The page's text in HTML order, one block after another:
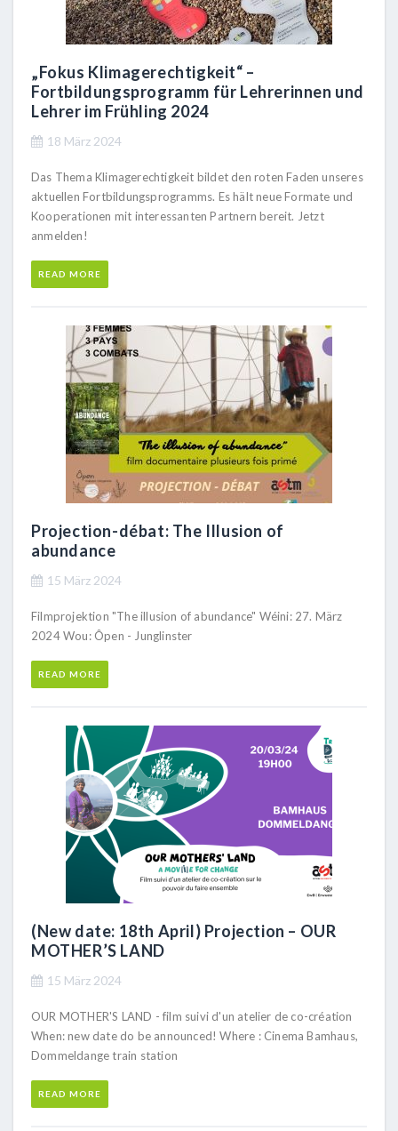
„Fokus Klimagerechtigkeit“ –
Fortbildungsprogramm für Lehrerinnen und
Lehrer im Frühling 2024
18 März 2024
Das Thema Klimagerechtigkeit bildet den roten Faden unseres
aktuellen Fortbildungsprogramms. Es hält neue Formate und
Kooperationen mit interessanten Partnern bereit. Jetzt
anmelden!
READ MORE
Projection-débat: The Illusion of
abundance
15 März 2024
Filmprojektion "The illusion of abundance" Wéini: 27. März
2024 Wou: Ôpen - Junglinster
READ MORE
(New date: 18th April) Projection – OUR
MOTHER’S LAND
15 März 2024
OUR MOTHER'S LAND - film suivi d'un atelier de co-création
When: new date do be announced! Where : Cinema Bamhaus,
Dommeldange train station
READ MORE